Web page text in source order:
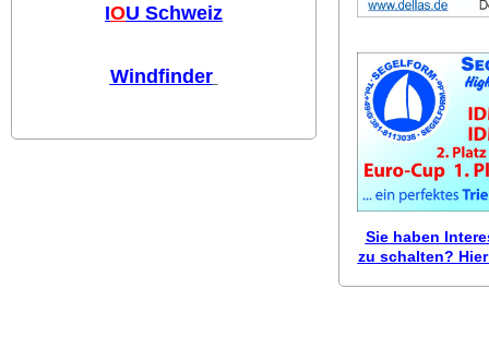
IOU Schweiz
Windfinder
Sie haben
zu schalten?